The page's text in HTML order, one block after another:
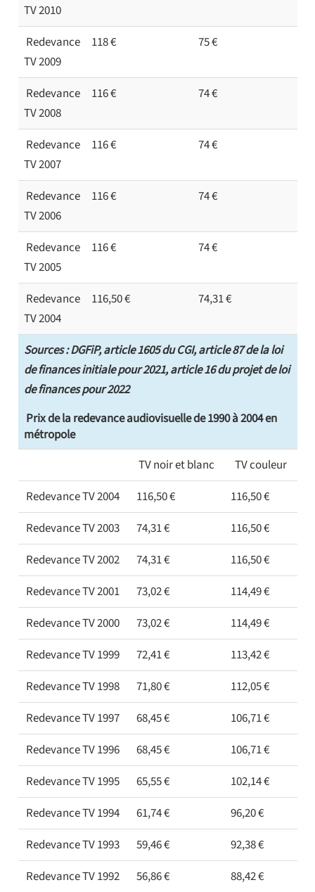
Sources : DGFiP, article 1605 du CGI, article 87 de la loi
de finances initiale pour 2021, article 16 du projet de loi
de finances pour 2022
TV 2010
Redevance
TV 2009
118 € 75 €
Redevance
TV 2008
116 € 74 €
Redevance
TV 2007
116 € 74 €
Redevance
TV 2006
116 € 74 €
Redevance
TV 2005
116 € 74 €
Redevance
TV 2004
116,50 € 74,31 €
Prix de la redevance audiovisuelle de 1990 à 2004 en
métropole
TV noir et blanc
TV couleur
Redevance TV 2004
116,50 €
116,50 €
Redevance TV 2003
74,31 €
116,50 €
Redevance TV 2002
74,31 €
116,50 €
Redevance TV 2001
73,02 €
114,49 €
Redevance TV 2000
73,02 €
114,49 €
Redevance TV 1999
72,41 €
113,42 €
Redevance TV 1998
71,80 €
112,05 €
Redevance TV 1997
68,45 €
106,71 €
Redevance TV 1996
68,45 €
106,71 €
Redevance TV 1995
65,55 €
102,14 €
Redevance TV 1994
61,74 €
96,20 €
Redevance TV 1993
59,46 €
92,38 €
Redevance TV 1992
56,86 € 88,42 €